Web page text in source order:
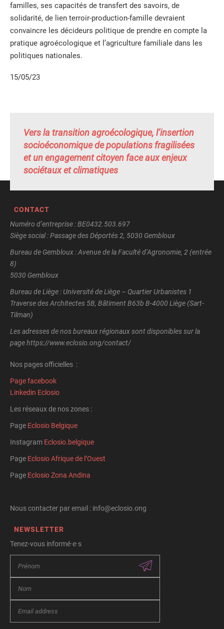
familles, ses capacités de transfert des savoirs, de
solidarité, de lien terroir-production-famille devraient
convaincre les décideurs politique de prendre en compte la
pratique agroécologique et l’agriculture familiale dans les
politiques nationales.
15/05/23
Vers la transition agroécologique, l’insertion
socioéconomique de populations fragilisées
et un engagement citoyen face aux enjeux
sociétaux et climatiques
CONTACT
Numéro d’entreprise : BE0432.503.697
Siège social : Passage des Déportés 2, 5030 Gembloux
Bureau de Gembloux : Avenue de la Faculté d’Agronomie, 2 (entrée
8)
5030 Gembloux
Bureau de Liège : Université de Liège – Quartier Urbanistes 1
Traverse des Architectes 5B, Bâtiment B63b B-4000 Liège (Sart-
Tilman)
Les adresses de nos bureaux régionaux sont disponibles sur la
page https://www.eclosio.ong/contact/
Nos pages officielles :
Page facebook
Linkedin Eclosio
Les réseaux de nos zones :
Page Eclosio Belgique
Instagram Eclosio.belgique
Page Eclosio Afrique de l’Ouest
Page Eclosio Zona Andina
Nous contacter par email : info@eclosio.ong
NEWSLETTER
Tenez-vous informé·e·s